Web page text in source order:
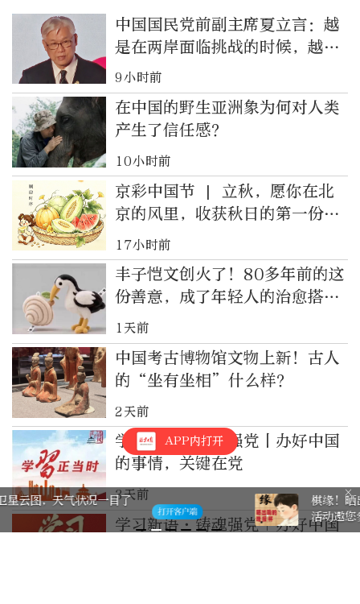
中国国民党前副主席夏立言：越
是在两岸面临挑战的时候，越需
要民间交流增进理解
9小时前
在中国的野生亚洲象为何对人类
产生了信任感？
10小时前
京彩中国节 | 立秋，愿你在北
京的风里，收获秋日的第一份丰
盈
17小时前
丰子恺文创火了！80多年前的这
份善意，成了年轻人的治愈搭子
（留言有惊喜）
1天前
中国考古博物馆文物上新！古人
的“坐有坐相”什么样？
2天前
学习新语·铸魂强党丨办好中国
的事情，关键在党
3天前
学习新语·铸魂强党｜办好中国
APP内打开
棋缘！晒出我的“晚报杯” 有奖征集
活动邀您参与